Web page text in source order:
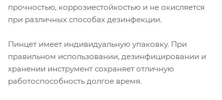
прочностью, коррозиестойкостью и не окисляется
при различных способах дезинфекции.
Пинцет имеет индивидуальную упаковку. При
правильном использовании, дезинфицировании и
хранении инструмент сохраняет отличную
работоспособность долгое время.